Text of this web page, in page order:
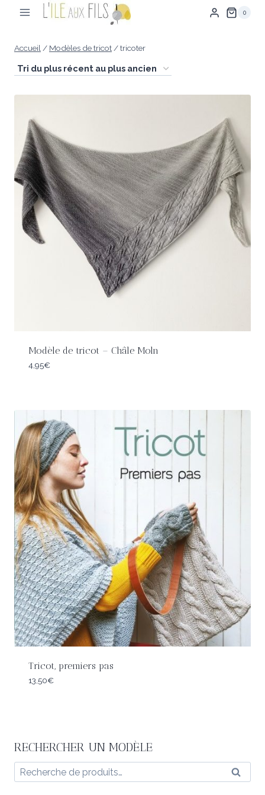
0
Accueil/ Modèles de tricot/tricoter
Modèle de tricot – Châle Moln
4,95€
Tricot, premiers pas
13,50€
RECHERCHER UN MODÈLE
Recherche
pour :